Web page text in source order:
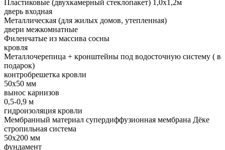
Пластиковые (двухкамерный стеклопакет) 1,0х1,2м
дверь входная
Металлическая (для жилых домов, утепленная)
двери межкомнатные
Филенчатые из массива сосны
кровля
Металлочерепица + кронштейны под водосточную систему ( в
подарок)
контробрешетка кровли
50х50 мм
вынос карнизов
0,5-0,9 м
гидроизоляция кровли
Мембранный материал супердиффузионная мембрана Дёке
стропильная система
50х200 мм
фундамент